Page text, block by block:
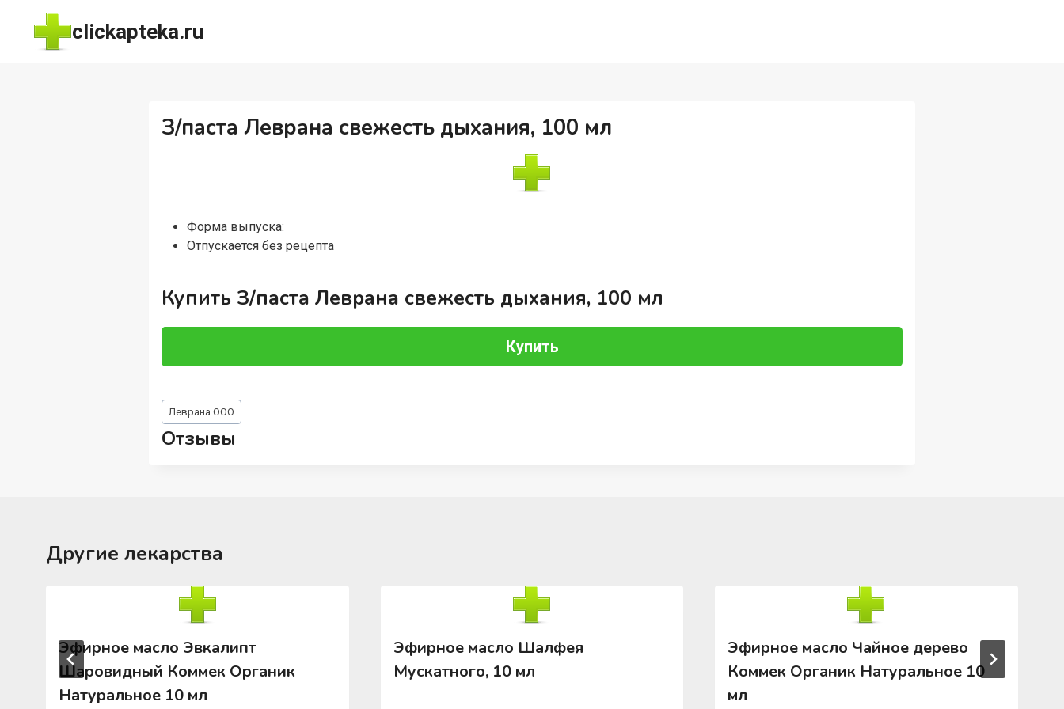
Перейти
содержимому
clickapteka.ru
З/паста Леврана свежесть дыхания, 100 мл
Форма выпуска:
Отпускается без рецепта
Купить З/паста Леврана свежесть дыхания, 100 мл
Купить
Метки
записи:
Леврана ООО
Отзывы
Другие лекарства
Эфирное масло Эвкалипт
Шаровидный Коммек Органик
Натуральное 10 мл
Эфирное масло Шалфея
Мускатного, 10 мл
Эфирное масло Чайное дерево
Коммек Органик Натуральное 10
мл